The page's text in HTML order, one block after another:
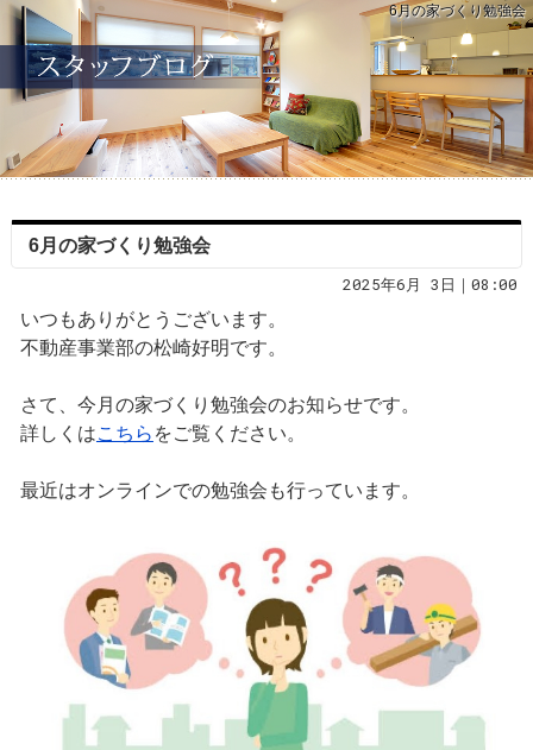
6月の家づくり勉強会
6月の家づくり勉強会
2025年6月 3日｜08:00
いつもありがとうございます。
不動産事業部の松崎好明です。
さて、今月の家づくり勉強会のお知らせです。
詳しくはこちら をご覧ください。
最近はオンラインでの勉強会も行っています。